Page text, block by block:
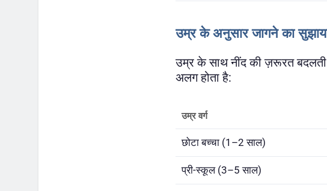
उम्र के अनुसार जागने का
उम्र के साथ नींद की ज़रूरत
अलग होता है:
उम्र वर्ग
छोटा बच्चा (1–2 साल)
प्री-स्कूल (3–5 साल)